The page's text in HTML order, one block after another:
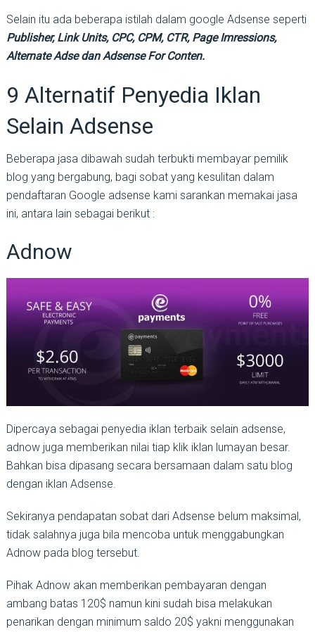
Selain itu ada beberapa istilah dalam google Adsense seperti
Publisher, Link Units, CPC, CPM, CTR, Page Imressions,
Alternate Adse dan Adsense For Conten.
9 Alternatif Penyedia Iklan
Selain Adsense
Beberapa jasa dibawah sudah terbukti membayar pemilik
blog yang bergabung, bagi sobat yang kesulitan dalam
pendaftaran Google adsense kami sarankan memakai jasa
ini, antara lain sebagai berikut :
Adnow
Dipercaya sebagai penyedia iklan terbaik selain adsense,
adnow juga memberikan nilai tiap klik iklan lumayan besar.
Bahkan bisa dipasang secara bersamaan dalam satu blog
dengan iklan Adsense.
Sekiranya pendapatan sobat dari Adsense belum maksimal,
tidak salahnya juga bila mencoba untuk menggabungkan
Adnow pada blog tersebut.
Pihak Adnow akan memberikan pembayaran dengan
ambang batas 120$ namun kini sudah bisa melakukan
penarikan dengan minimum saldo 20$ yakni menggunakan